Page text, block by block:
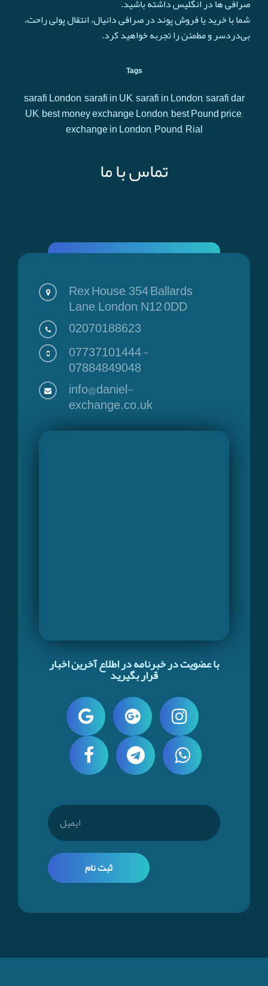
صرافی ها در انگلیس داشته باشید.
شما با خرید یا فروش پوند در صرافی دانیال، انتقال پولی راحت،
بی‌دردسر و مطمئن را تجربه خواهید کرد.
Tags
sarafi London, sarafi in UK, sarafi in London, sarafi dar
UK, best money exchange London, best Pound price,
exchange in London, Pound, Rial
تماس با ما
Rex House, 354 Ballards
Lane, London, N12 0DD
02070188623
07737101444-
07884849048
info@daniel-
exchange.co.uk
با عضویت در خبرنامه در اطلاع آخرین اخبار
قرار بگیرید
ثبت نام